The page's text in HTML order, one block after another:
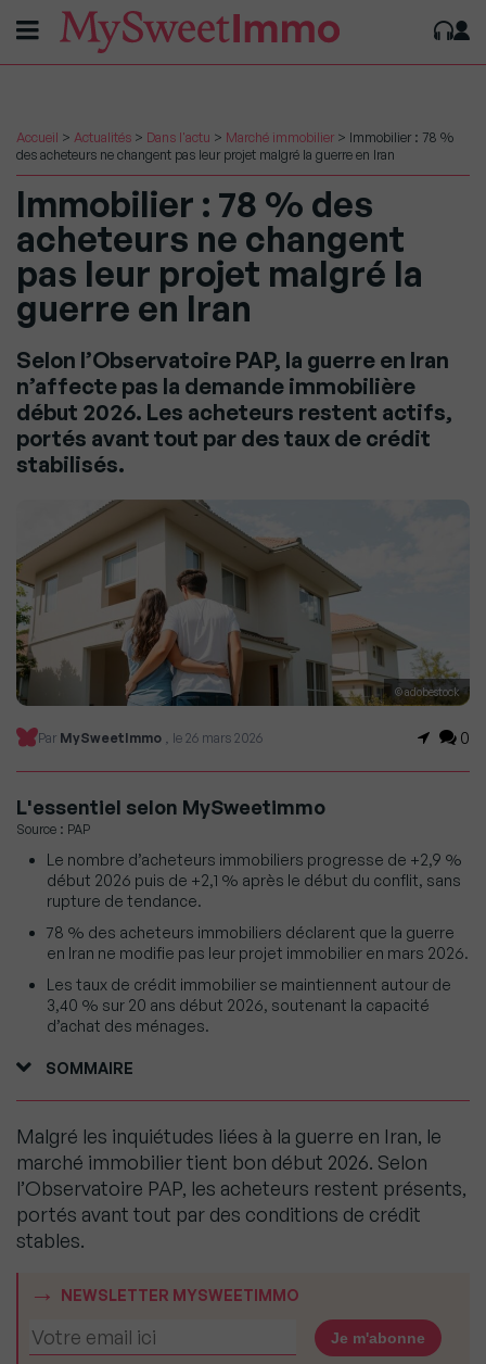
Accueil > Actualités > Dans l'actu > Marché immobilier > Immobilier : 78 %
des acheteurs ne changent pas leur projet malgré la guerre en Iran
Immobilier : 78 % des
acheteurs ne changent
pas leur projet malgré la
guerre en Iran
Selon l’Observatoire PAP, la guerre en Iran
n’affecte pas la demande immobilière
début 2026. Les acheteurs restent actifs,
portés avant tout par des taux de crédit
stabilisés.
© adobestock
Par MySweetImmo , le 26 mars 2026 0
L'essentiel selon MySweetimmo
Source : PAP
Le nombre d’acheteurs immobiliers progresse de +2,9 %
début 2026 puis de +2,1 % après le début du conflit, sans
rupture de tendance.
78 % des acheteurs immobiliers déclarent que la guerre
en Iran ne modifie pas leur projet immobilier en mars 2026.
Les taux de crédit immobilier se maintiennent autour de
3,40 % sur 20 ans début 2026, soutenant la capacité
d’achat des ménages.
SOMMAIRE
Malgré les inquiétudes liées à la guerre en Iran, le
marché immobilier tient bon début 2026. Selon
l’Observatoire PAP, les acheteurs restent présents,
portés avant tout par des conditions de crédit
stables.
NEWSLETTER MYSWEETIMMO